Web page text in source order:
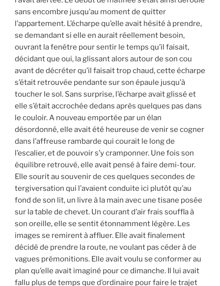
sans encombre jusqu’au moment de quitter
l’appartement. L’écharpe qu’elle avait hésité à prendre,
se demandant si elle en aurait réellement besoin,
ouvrant la fenêtre pour sentir le temps qu’il faisait,
décidant que oui, la glissant alors autour de son cou
avant de décréter qu’il faisait trop chaud, cette écharpe
s’était retrouvée pendante sur son épaule jusqu’à
toucher le sol. Sans surprise, l’écharpe avait glissé et
elle s’était accrochée dedans après quelques pas dans
le couloir. A nouveau emportée par un élan
désordonné, elle avait été heureuse de venir se cogner
dans l’affreuse rambarde qui courait le long de
l’escalier, et de pouvoir s’y cramponner. Une fois son
équilibre retrouvé, elle avait pensé à faire demi-tour.
Elle sourit au souvenir de ces quelques secondes de
tergiversation qui l’avaient conduite ici plutôt qu’au
fond de son lit, un livre à la main avec une tisane posée
sur la table de chevet. Un courant d’air frais souffla à
son oreille, elle se sentit étonnamment légère. Les
images se remirent à affluer. Elle avait finalement
décidé de prendre la route, ne voulant pas céder à de
vagues prémonitions. Elle avait voulu se conformer au
plan qu’elle avait imaginé pour ce dimanche. Il lui avait
fallu plus de temps que d’ordinaire pour faire le trajet